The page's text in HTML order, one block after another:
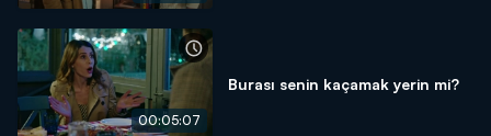
00:05:07
Burası senin kaçamak yerin mi?